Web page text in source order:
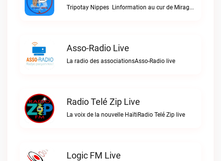
Tripotay Nippes  Linformation au cur de Miragoâne et du monde.Tripotay Nippes live
Asso-Radio Live
La radio des associationsAsso-Radio live
Radio Telé Zip Live
La voix de la nouvelle HaïtiRadio Telé Zip live
Logic FM Live